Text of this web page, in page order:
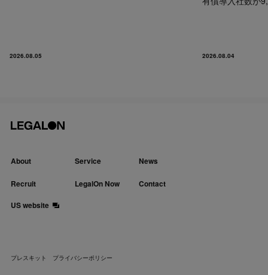
2026.08.05 2026.08.04
About Service News
Recruit LegalOn Now
Contact
US website
プレスキット プライバシーポリシー